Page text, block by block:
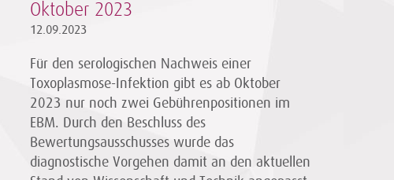
Oktober 2023
12.09.2023
Für den serologischen Nachweis einer
Toxoplasmose-Infektion gibt es ab Oktober
2023 nur noch zwei Gebührenpositionen im
EBM. Durch den Beschluss des
Bewertungsausschusses wurde das
diagnostische Vorgehen damit an den aktuellen